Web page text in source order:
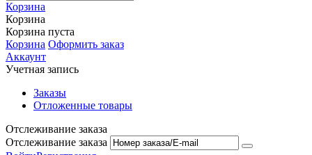
Корзина
Корзина
Корзина пуста
Корзина Оформить заказ
Аккаунт
Учетная запись
Заказы
Отложенные товары
Отслеживание заказа
Отслеживание заказа